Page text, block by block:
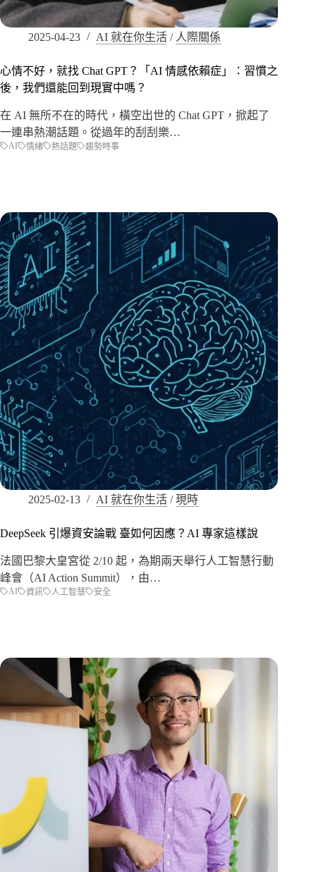
2025-04-23 AI 就在你生活 / 人際關係
心情不好，就找 Chat GPT？「AI 情感依賴症」：習慣之
後，我們還能回到現實中嗎？
在 AI 無所不在的時代，橫空出世的 Chat GPT，掀起了
一連串熱潮話題。從過年的刮刮樂…
AI 情緒 熱話題 趨勢時事
2025-02-13 AI 就在你生活 /現時
DeepSeek 引爆資安論戰 臺如何因應？AI 專家這樣說
法國巴黎大皇宮從 2/10 起，為期兩天舉行人工智慧行動
峰會（AI Action Summit），由…
AI 資訊 人工智慧 安全